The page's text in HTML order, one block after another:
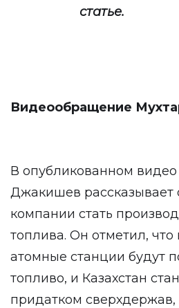
статье.
Видеообращение
В опубликованном
Джакишев рассказывает
компании стать
топлива. Он отметил,
атомные станции будут
топливо, и Казахстан
придатком сверхдержав,